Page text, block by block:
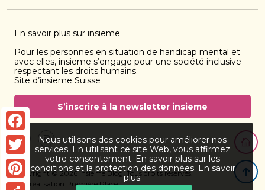
En savoir plus sur insieme
Pour les personnes en situation de handicap mental et
avec elles, insieme s’engage pour une société inclusive
respectant les droits humains.
Site d’insieme Suisse
S’inscrire à la newsletter insieme
Facebookinstagram
Copyright © 2026insieme Blog. Tous droits réservés.
Une réalisation Première Place
Facebook
Twitter
Pinterest
Nous utilisons des cookies pour améliorer nos
services. En utilisant ce site Web, vous affirmez
votre consentement. En savoir plus sur les
conditions et la protection des données. En savoir
plus.